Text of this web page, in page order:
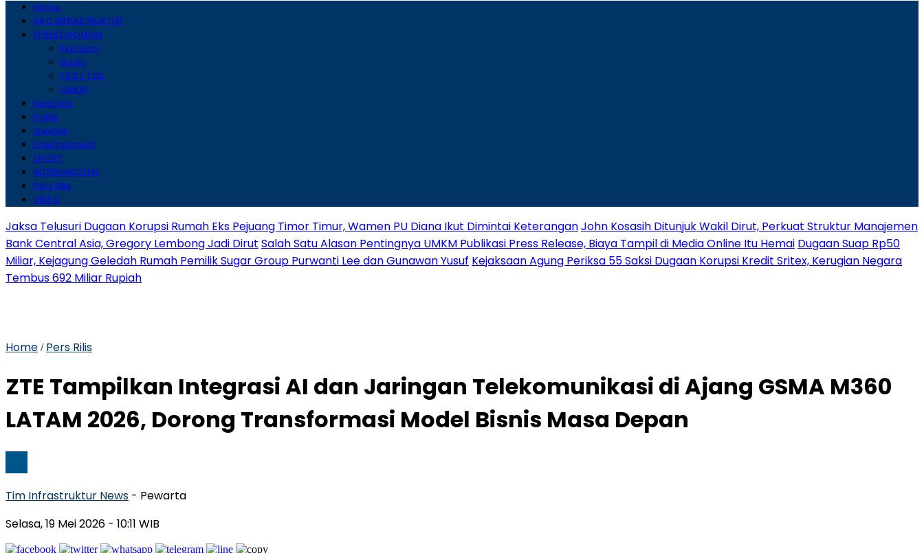
Home
INFO INFRASTRUKTUR
PEREKONOMIAN
Ekonomi
Bisnis
ESG / TJSL
UMKM
Nasional
Politik
Lifestyle
Entertainment
SPORT
INTERNASIONAL
Pers Rilis
VIDEO
Jaksa Telusuri Dugaan Korupsi Rumah Eks Pejuang Timor Timur, Wamen PU Diana Ikut Dimintai KeteranganJohn Kosasih Ditunjuk Wakil Dirut, Perkuat Struktur Manajemen
Bank Central Asia, Gregory Lembong Jadi Dirut Salah Satu Alasan Pentingnya UMKM Publikasi Press Release, Biaya Tampil di Media Online Itu Hemai Dugaan Suap Rp50
Miliar, Kejagung Geledah Rumah Pemilik Sugar Group Purwanti Lee dan Gunawan Yusuf Kejaksaan Agung Periksa 55 Saksi Dugaan Korupsi Kredit Sritex, Kerugian Negara
Tembus 692 Miliar Rupiah
Home / Pers Rilis
ZTE Tampilkan Integrasi AI dan Jaringan Telekomunikasi di Ajang GSMA M360
LATAM 2026, Dorong Transformasi Model Bisnis Masa Depan
Tim Infrastruktur News - Pewarta
Selasa, 19 Mei 2026 - 10:11 WIB